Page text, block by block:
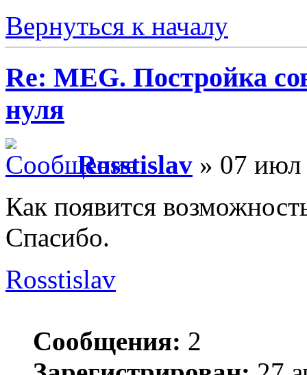
Вернуться к началу
Re: MEG. Постройка
нуля
Rosstislav » 07 июл
Как появится
Спасибо.
Rosstislav
Сообщения: 2